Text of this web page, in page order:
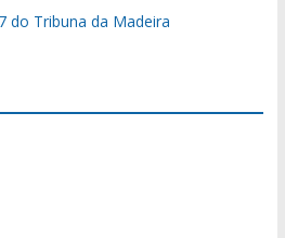
do Tribuna da Madeira